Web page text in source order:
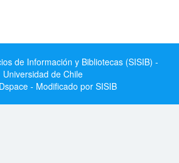
de Información y Bibliotecas (SISIB) -
Universidad de Chile
- Modificado por SISIB